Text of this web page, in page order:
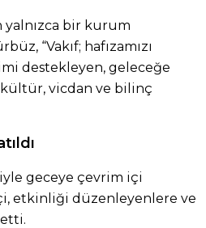
yalnızca bir kurum
“Vakıf; hafızamızı
destekleyen, geleceğe
vicdan ve bilinç
geceye çevrim içi
etkinliği düzenleyenlere ve